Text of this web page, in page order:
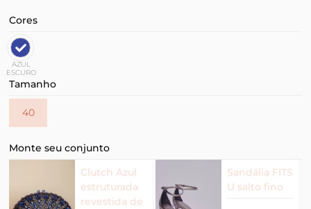
Cores
AZUL
ESCURO
Tamanho
40
Monte seu conjunto
Clutch Azul
estruturada
revestida de
Sandália FITS
U salto fino